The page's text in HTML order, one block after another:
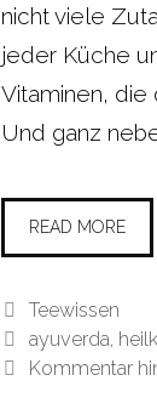
nicht viele
jeder Küche
Vitaminen, die
Und ganz
READ MORE
Kategorien
Teewissen
Schlagwörter
ayuverda,
Kommentar